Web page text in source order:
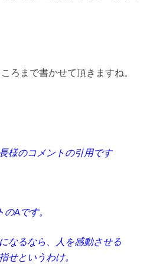
ろまで書かせて頂きますね。
様のコメントの引用です
Aです。
なるなら、人を感動させる
せというわけ。